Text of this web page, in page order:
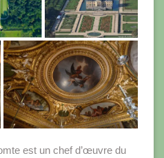
est un chef d’œuvre du